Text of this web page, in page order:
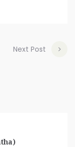
Next Post